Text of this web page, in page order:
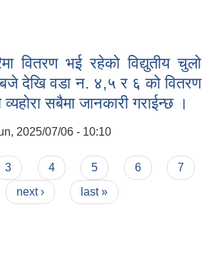
वितरण भई रहेको विद्युतीय चुलो
देखि वडा न‌. ४,५ र ६ को वितरण
सबैमा जानकारी गराईन्छ ।
2025/07/06 - 10:10
२ बजे देखि वडा न‌. ४,५ र ६ को वितरण
रहेको व्यहोरा सबैमा जानकारी गराईन्छ ।
3 4 5 6
7
next ›
last »